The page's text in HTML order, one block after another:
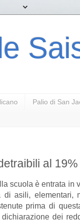
Palio di San
al 19%
scuola è entrata in
di asili, elementari,
prima di
dichiarazione dei